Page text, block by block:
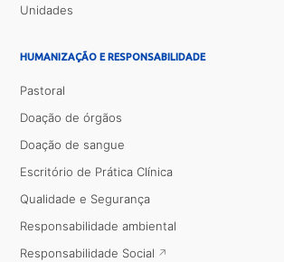
Unidades
HUMANIZAÇÃO E RESPONSABILIDADE
Pastoral
Doação de órgãos
Doação de sangue
Escritório de Prática Clínica
Qualidade e Segurança
Responsabilidade ambiental
Responsabilidade Social